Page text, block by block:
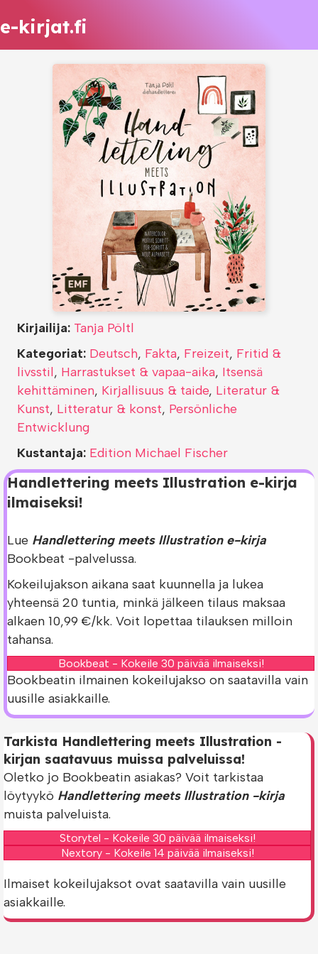
e-kirjat.fi
Handlettering meets Illustration e-kirja
ilmaiseksi!
Lue Handlettering meets Illustration e-kirja
Bookbeat -palvelussa.
Kokeilujakson aikana saat kuunnella ja lukea
yhteensä 20 tuntia, minkä jälkeen tilaus maksaa
alkaen 10,99 €/kk. Voit lopettaa tilauksen milloin
tahansa.
Bookbeat - Kokeile 30 päivää ilmaiseksi!
Bookbeatin ilmainen kokeilujakso on saatavilla vain
uusille asiakkaille.
Kirjailija: Tanja Pöltl
Kategoriat: Deutsch, Fakta, Freizeit, Fritid &
livsstil, Harrastukset & vapaa-aika, Itsensä
kehittäminen, Kirjallisuus & taide, Literatur &
Kunst, Litteratur & konst, Persönliche
Entwicklung
Kustantaja: Edition Michael Fischer
Tarkista Handlettering meets Illustration -
kirjan saatavuus muissa palveluissa!
Oletko jo Bookbeatin asiakas? Voit tarkistaa
löytyykö Handlettering meets Illustration -kirja
muista palveluista.
Storytel - Kokeile 30 päivää ilmaiseksi!
Nextory - Kokeile 14 päivää ilmaiseksi!
Ilmaiset kokeilujaksot ovat saatavilla vain uusille
asiakkaille.